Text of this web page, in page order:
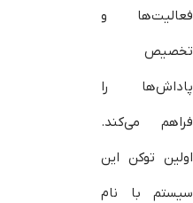
فعالیت‌ها و
تخصیص
پاداش‌ها را
فراهم می‌کند.
اولین توکن این
سیستم با نام